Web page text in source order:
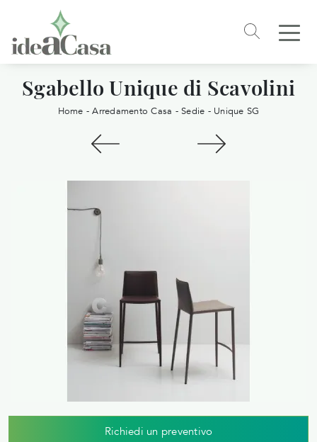
Sgabello Unique di Scavolini
Home -Arredamento Casa - Sedie - Unique SG
Richiedi un preventivo